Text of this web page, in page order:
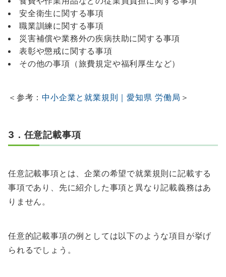
安全衛生に関する事項
職業訓練に関する事項
災害補償や業務外の疾病扶助に関する事項
表彰や懲戒に関する事項
その他の事項（旅費規定や福利厚生など）
＜参考：中小企業と就業規則｜愛知県 労働局 ＞
3．任意記載事項
任意記載事項とは、企業の希望で就業規則に記載する
事項であり、先に紹介した事項と異なり記載義務はあ
りません。
任意的記載事項の例としては以下のような項目が挙げ
られるでしょう。